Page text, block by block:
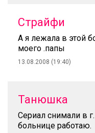
Страйфи
А я лежала в этой
моего .папы
13.08.2008 (19:40)
Танюшка
Сериал снимали в
больнице работаю.